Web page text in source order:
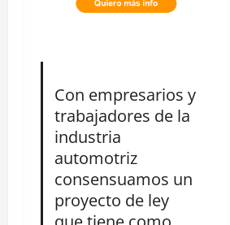
Con empresarios y
trabajadores de la
industria
automotriz
consensuamos un
proyecto de ley